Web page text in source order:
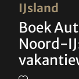
IJsland
Boek
Noord-